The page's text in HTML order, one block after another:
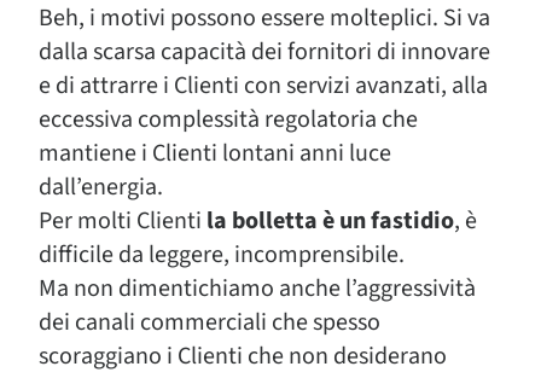
Beh, i motivi possono essere molteplici. Si va
dalla scarsa capacità dei fornitori di innovare
e di attrarre i Clienti con servizi avanzati, alla
eccessiva complessità regolatoria che
mantiene i Clienti lontani anni luce
dall’energia.
Per molti Clienti la bolletta è un fastidio, è
difficile da leggere, incomprensibile.
Ma non dimentichiamo anche l’aggressività
dei canali commerciali che spesso
scoraggiano i Clienti che non desiderano